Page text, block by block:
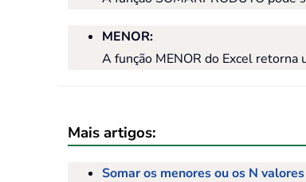
MENOR:
A função MENOR do Excel
Mais artigos:
Somar os menores ou os N